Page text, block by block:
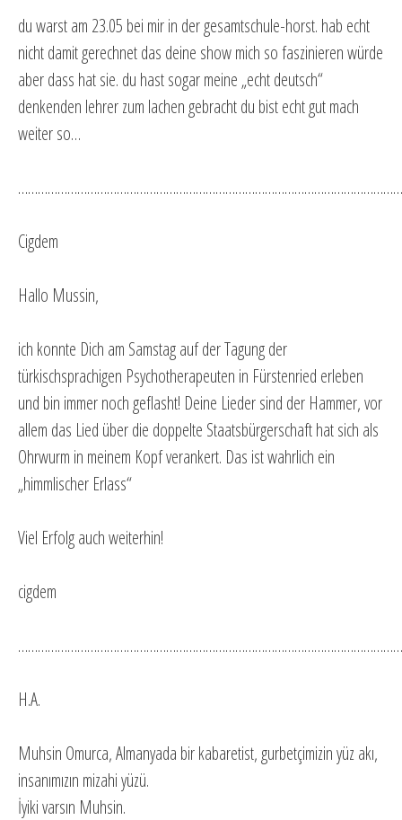
du warst am 23.05 bei mir in der gesamtschule-horst. hab echt
nicht damit gerechnet das deine show mich so faszinieren würde
aber dass hat sie. du hast sogar meine „echt deutsch“
denkenden lehrer zum lachen gebracht du bist echt gut mach
weiter so…
Cigdem
Hallo Mussin,
ich konnte Dich am Samstag auf der Tagung der
türkischsprachigen Psychotherapeuten in Fürstenried erleben
und bin immer noch geflasht! Deine Lieder sind der Hammer, vor
allem das Lied über die doppelte Staatsbürgerschaft hat sich als
Ohrwurm in meinem Kopf verankert. Das ist wahrlich ein
„himmlischer Erlass“
Viel Erfolg auch weiterhin!
cigdem
H.A.
Muhsin Omurca, Almanyada bir kabaretist, gurbetçimizin yüz akı,
insanımızın mizahi yüzü.
İyiki varsın Muhsin.